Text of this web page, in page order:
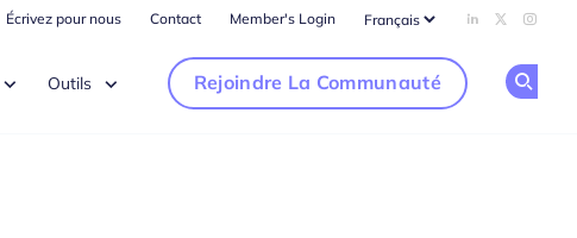
Écrivez pour nous Contact Member's Login Add us on
Follow
Outils Rejoindre La Communauté